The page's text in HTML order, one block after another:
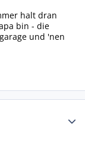
halt dran
bin - die
und 'nen